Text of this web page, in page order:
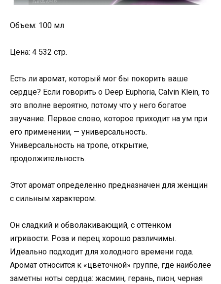
Объем: 100 мл
Цена: 4 532 стр.
Есть ли аромат, который мог бы покорить ваше
сердце? Если говорить о Deep Euphoria, Calvin Klein, то
это вполне вероятно, потому что у него богатое
звучание. Первое слово, которое приходит на ум при
его применении, — универсальность.
Универсальность на тропе, открытие,
продолжительность.
Этот аромат определенно предназначен для женщин
с сильным характером.
Он сладкий и обволакивающий, с оттенком
игривости. Роза и перец хорошо различимы.
Идеально подходит для холодного времени года.
Аромат относится к «цветочной» группе, где наиболее
заметны ноты сердца: жасмин, герань, пион, черная